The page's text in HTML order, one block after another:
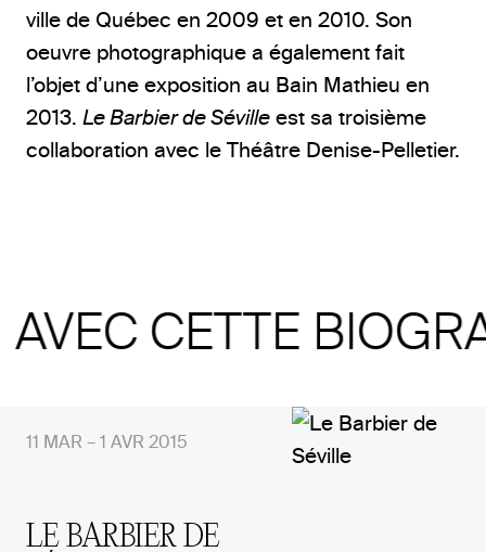
ville de Québec en 2009 et en 2010. Son
oeuvre photographique a également fait
l’objet d’une exposition au Bain Mathieu en
2013. Le Barbier de Séville est sa troisième
collaboration avec le Théâtre Denise-Pelletier.
CETTE
LE BARBIER DE
11 MAR – 1 AVR 2015